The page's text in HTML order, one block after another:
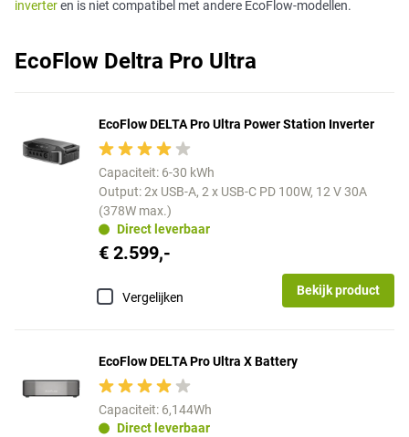
inverteren is niet compatibel met andere EcoFlow-modellen.
EcoFlow Deltra Pro Ultra
EcoFlow DELTA Pro Ultra Power Station Inverter
Capaciteit: 6-30 kWh
Output: 2x USB-A, 2 x USB-C PD 100W, 12 V 30A
(378W max.)
Direct leverbaar
€ 2.599,-
Vergelijken Bekijk product
EcoFlow DELTA Pro Ultra X Battery
Capaciteit: 6,144Wh
Direct leverbaar